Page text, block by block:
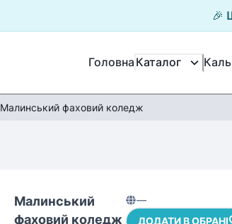
🎉
Головна Каталог
Малинський фаховий коледж
Малинський
фаховий коледж
—
ДОДАТИ В ОБРАНІ